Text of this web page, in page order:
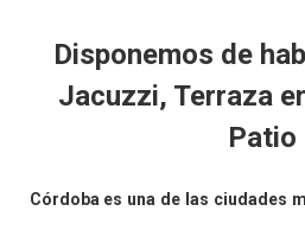
Disponemos de
Jacuzzi, Terraza
Patio
Córdoba es una de las ciudades